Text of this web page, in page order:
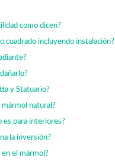
como dicen?
cuadrado incluyendo instalación?
y Statuario?
natural?
es para interiores?
la inversión?
el mármol?